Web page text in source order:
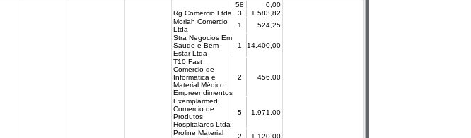
58
0,00
Rg Comercio Ltda
3
1.583,82
Moriah Comercio
Ltda
1
524,25
Stra Negocios Em
Saude e Bem
Estar Ltda
1 14.400,00
T10 Fast
Comercio de
Informatica e
Material Médico
Empreendimentos
2 456,00
Exemplarmed
Comercio de
Produtos
Hospitalares Ltda
5 1.971,00
Proline Material
2
1.120,00